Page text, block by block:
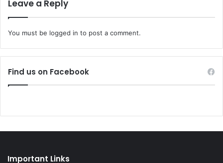
Leave a Reply
You must be logged in to post a comment.
Find us on Facebook
Important Links